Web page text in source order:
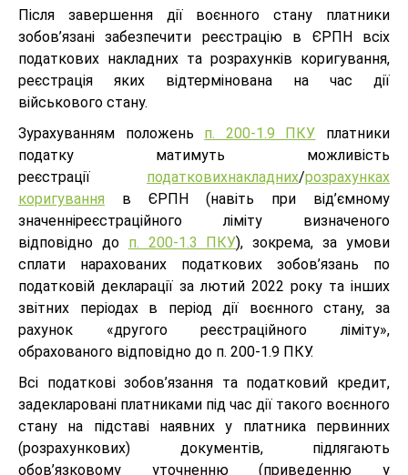
Після завершення дії воєнного стану платники
зобов’язані забезпечити реєстрацію в ЄРПН всіх
податкових накладних та розрахунків коригування,
реєстрація яких відтермінована на час дії
військового стану.
Зурахуванням положень п. 200-1.9 ПКУ платники
податку матимуть можливість
реєстрації податковихнакладних/розрахунках
коригування в ЄРПН (навіть при від’ємному
значенніреєстраційного ліміту визначеного
відповідно до п. 200-1.3 ПКУ), зокрема, за умови
сплати нарахованих податкових зобов’язань по
податковій декларації за лютий 2022 року та інших
звітних періодах в період дії воєнного стану, за
рахунок «другого реєстраційного ліміту»,
обрахованого відповідно до п. 200-1.9 ПКУ.
Всі податкові зобов’язання та податковий кредит,
задекларовані платниками під час дії такого воєнного
стану на підставі наявних у платника первинних
(розрахункових) документів, підлягають
обов’язковому уточненню (приведенню у